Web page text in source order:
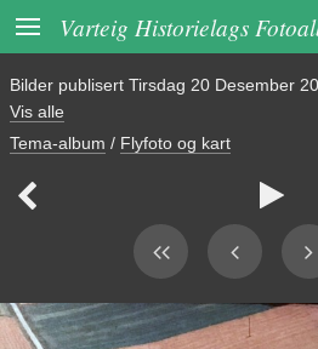
 Varteig Historielags
Bilder publisert Tirsdag 20 Desember
Vis alle
Tema-album / Flyfoto og kart
 